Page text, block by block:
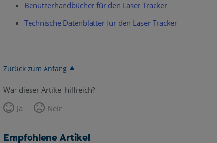
Benutzerhandbücher für den Laser Tracker
Technische Datenblätter für den Laser Tracker
Zurück zum Anfang
War dieser Artikel hilfreich?
Ja
Nein
Empfohlene Artikel